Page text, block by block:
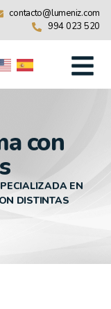
contacto@lumeniz.com
994 023 520
con
EN
DISTINTAS